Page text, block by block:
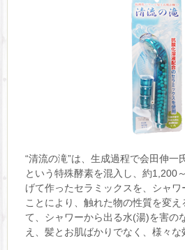
“清流の滝”は、生成過程で会田伸一
という特殊酵素を混入し、約1,200
げて作ったセラミックスを、シャワ
ことにより、触れた物の性質を変
て、シャワーから出る水(湯)を害の
え、髪とお肌ばかりでなく、様々な